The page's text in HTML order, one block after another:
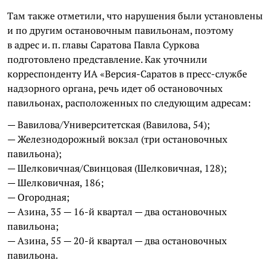
Там также отметили, что нарушения были установлены
и по другим остановочным павильонам, поэтому
в адрес и. п. главы Саратова Павла Суркова
подготовлено представление. Как уточнили
корреспонденту ИА «Версия-Саратов в пресс-службе
надзорного органа, речь идет об остановочных
павильонах, расположенных по следующим адресам:
— Вавилова/Университетская (Вавилова, 54);
— Железнодорожный вокзал (три остановочных
павильона);
— Шелковичная/Свинцовая (Шелковичная, 128);
— Шелковичная, 186;
— Огородная;
— Азина, 35 — 16-й квартал — два остановочных
павильона;
— Азина, 55 — 20-й квартал — два остановочных
павильона.